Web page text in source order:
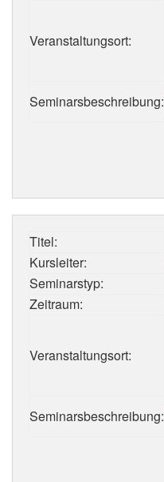
Veranstaltungsort:
Seminarsbeschreibung:
Titel:
Kursleiter:
Seminarstyp:
Zeitraum:
Veranstaltungsort:
Seminarsbeschreibung: